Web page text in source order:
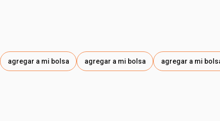
agregar a mi bolsa agregar a mi bolsa agregar a mi